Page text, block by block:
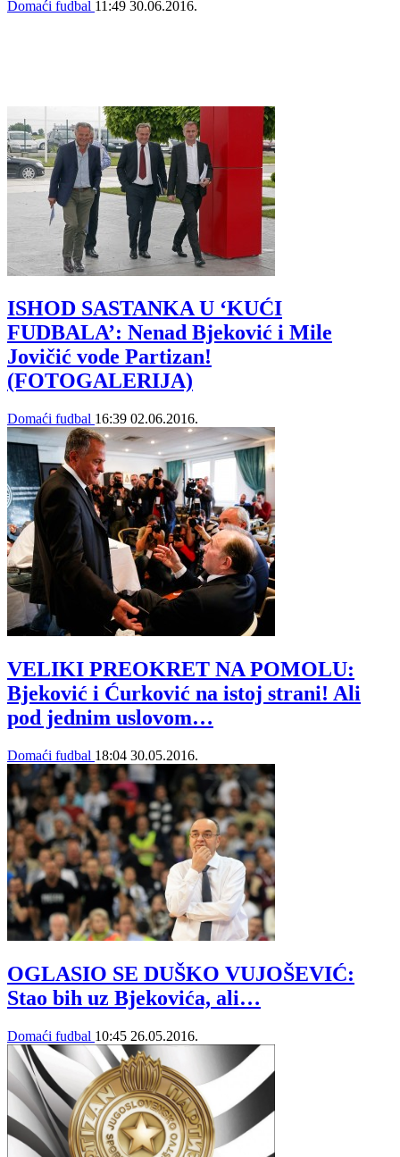
Domaći fudbal 11:49 30.06.2016.
ISHOD SASTANKA U ‘KUĆI
FUDBALA’: Nenad Bjeković i Mile
Jovičić vode Partizan!
(FOTOGALERIJA)
Domaći fudbal 16:39 02.06.2016.
VELIKI PREOKRET NA POMOLU:
Bjeković i Ćurković na istoj strani! Ali
pod jednim uslovom…
Domaći fudbal 18:04 30.05.2016.
OGLASIO SE DUŠKO VUJOŠEVIĆ:
Stao bih uz Bjekovića, ali…
Domaći fudbal 10:45 26.05.2016.